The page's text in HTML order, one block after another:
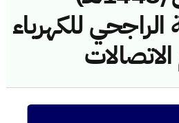
للكهرباء
الاتصالات